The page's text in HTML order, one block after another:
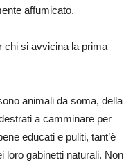
affumicato.
chi si avvicina la prima
animali da soma, della
a camminare per
educati e puliti, tant’è
loro gabinetti naturali. Non